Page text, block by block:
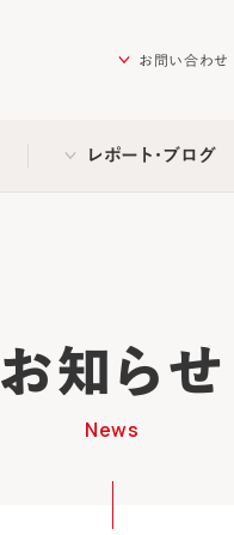
お問い合わせ
レポート・ブログ
お知らせ
News